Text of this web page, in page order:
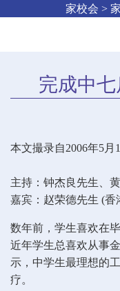
家校会 >
完成中
本文撮录自2006年5月
主持：钟杰良先生、
嘉宾：赵荣德先生 (
数年前，学生喜欢在
近年学生总喜欢从事
示，中学生最理想的
疗。